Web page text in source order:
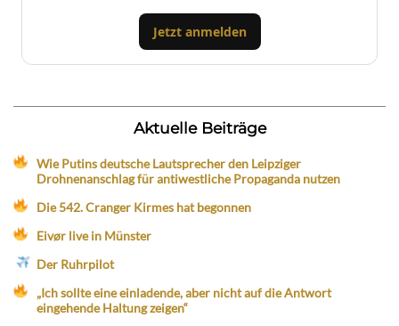
Jetzt anmelden
Aktuelle Beiträge
Wie Putins deutsche Lautsprecher den Leipziger
Drohnenanschlag für antiwestliche Propaganda nutzen
Die 542. Cranger Kirmes hat begonnen
Eivør live in Münster
Der Ruhrpilot
„Ich sollte eine einladende, aber nicht auf die Antwort
eingehende Haltung zeigen“